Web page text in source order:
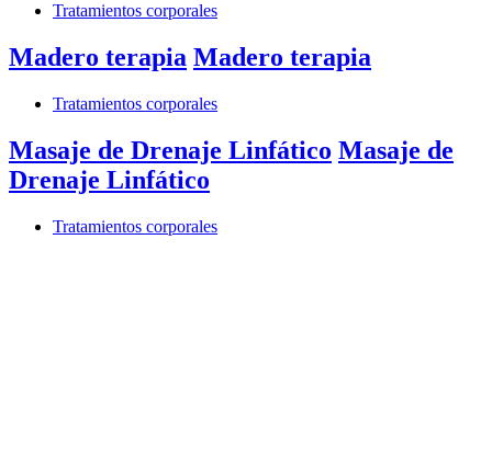
Tratamientos corporales
Madero terapia Madero terapia
Tratamientos corporales
Masaje de Drenaje Linfático Masaje de
Drenaje Linfático
Tratamientos corporales